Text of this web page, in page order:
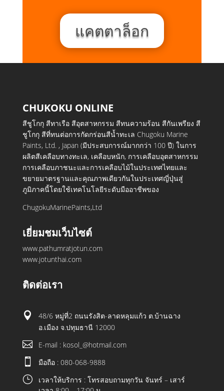
แคตตาล็อก
CHUKOKU ONLINE
สีชูโกกุ สีทาเรือ สีอุตสาหกรรม สีทนความร้อน สีกันเพรียง สี
ชูโกกุ สีที่ทนต่อการกัดกร่อนสีน้ำทะเล Chugoku Marine
Paints, Ltd. , Japan (มีประสบการณ์มากกว่า 100 ปี) ในการ
ผลิตสีเคลือบทางทะเล, เคลือบหนัก, การเคลือบอุตสาหกรรม
การเคลือบภาชนะและการเคลือบไม้ในประเทศไทยและ
ขยายมาตรฐานและคุณภาพเดียวกันในประเทศญี่ปุ่นสู่
ภูมิภาคนี้โดยใช้เทคโนโลยีระดับมืออาชีพของ
ChugokuMarinePaints,Ltd
เยี่ยมชมเว็บไซต์
www.pathumratjotun.com
www.jotunthai.com
ติดต่อเรา

48/6 หมู่ที่2 ถนนรังสิต-ลาดหลุมแก้ว ต.บ้านฉาง
อ.เมือง จ.ปทุมธานี 12000
 E-mail : kosol_@hotmail.com
 มือถือ : 080-068-9888
}
เวลาให้บริการ : โทรสอบถามทุกวัน จันทร์ – เสาร์